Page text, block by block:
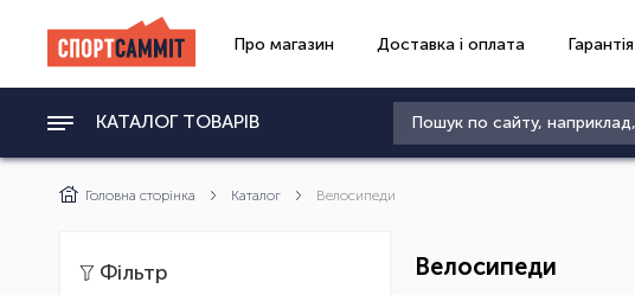
Про магазин Доставка і оплата Гарантія
КАТАЛОГ ТОВАРІВ
Головна сторінка Каталог Велосипеди
Фільтр Велосипеди